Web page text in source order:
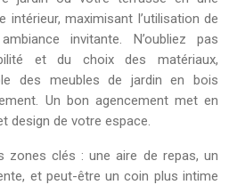
intérieur, maximisant l’utilisation de
invitante. N’oubliez pas
et du choix des matériaux,
des meubles de jardin en bois
Un bon agencement met en
design de votre espace.
zones clés : une aire de repas, un
et peut-être un coin plus intime